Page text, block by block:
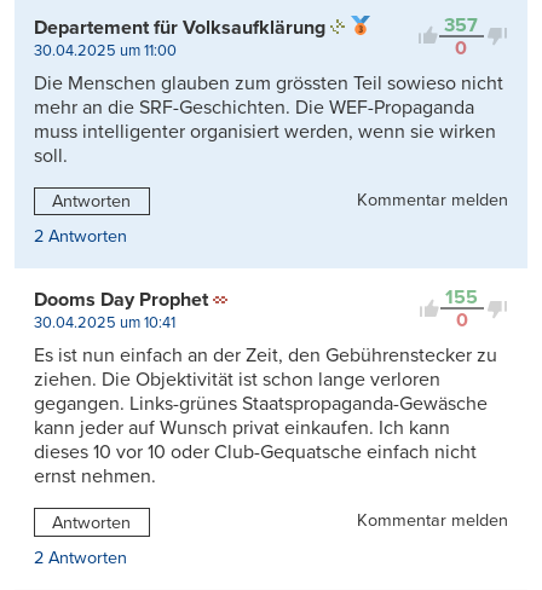
357
0
Departement für Volksaufklärung
30.04.2025 um 11:00
Die Menschen glauben zum grössten Teil sowieso nicht
mehr an die SRF-Geschichten. Die WEF-Propaganda
muss intelligenter organisiert werden, wenn sie wirken
soll.
Antworten
Kommentar melden
2 Antworten
155
0
Dooms Day Prophet
30.04.2025 um 10:41
Es ist nun einfach an der Zeit, den Gebührenstecker zu
ziehen. Die Objektivität ist schon lange verloren
gegangen. Links-grünes Staatspropaganda-Gewäsche
kann jeder auf Wunsch privat einkaufen. Ich kann
dieses 10 vor 10 oder Club-Gequatsche einfach nicht
ernst nehmen.
Antworten
Kommentar melden
2 Antworten